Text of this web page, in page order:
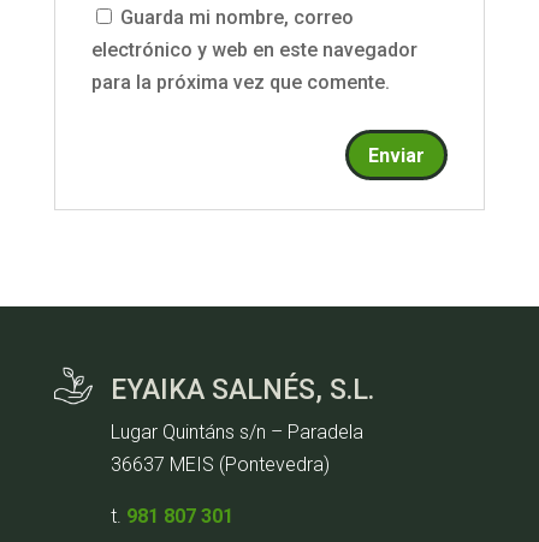
Guarda mi nombre, correo
electrónico y web en este navegador
para la próxima vez que comente.
EYAIKA SALNÉS, S.L.
Lugar Quintáns s/n – Paradela
36637 MEIS (Pontevedra)
t. 981 807 301